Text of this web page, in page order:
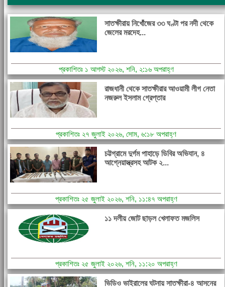
সাতক্ষীরায় নিখোঁজের ৩৩ ঘণ্টা পর নদী থেকে
জেলের মরদেহ...
প্রকাশিতঃ ১ আগস্ট ২০২৬, শনি, ২:১৬ অপরাহ্ণ
রাজধানী থেকে সাতক্ষীরার আওয়ামী লীগ নেতা
নজরুল ইসলাম গ্রেপ্তার
প্রকাশিতঃ ২৭ জুলাই ২০২৬, সোম, ৬:১৮ অপরাহ্ণ
চট্টগ্রামে দুর্গম পাহাড়ে ডিবির অভিযান, ৪
আগ্নেয়াস্ত্রসহ আটক ২...
প্রকাশিতঃ ২৫ জুলাই ২০২৬, শনি, ১১:৪৭ অপরাহ্ণ
১১ দলীয় জোট ছাড়ল খেলাফত মজলিস
প্রকাশিতঃ ২৫ জুলাই ২০২৬, শনি, ১১:২০ অপরাহ্ণ
ভিডিও ভাইরালের ঘটনায় সাতক্ষীরা-৪ আসনের